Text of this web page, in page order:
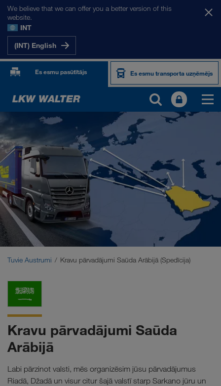
We believe that we can offer you a better version of this
website.
INT
(INT) English
Es esmu pasūtītājs Es esmu transporta uzņēmējs
MŪSU TIRGI
Eiropa
Centrālāzija
Krievija
Tuvie Austrumi
Tuvie Austrumi Kravu pārvadājumi Saūda Arābijā (Spedīcija)
Kravu pārvadājumi Saūda
Arābijā
Labi pārzinot valsti, mēs organizēsim jūsu pārvadājumus
Riadā, Džadā un visur citur šajā valstī starp Sarkano jūru un